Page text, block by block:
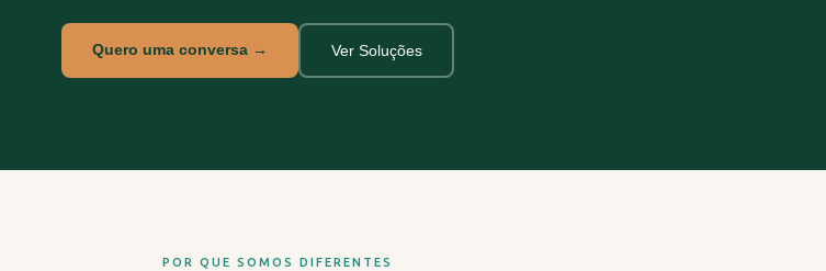
Quero uma conversa → Ver Soluções
POR QUE SOMOS DIFERENTES